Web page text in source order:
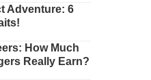
Adventure: 6
How Much
Really Earn?